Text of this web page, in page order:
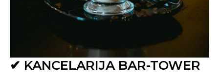
✔ KANCELARIJA BAR-TOWER